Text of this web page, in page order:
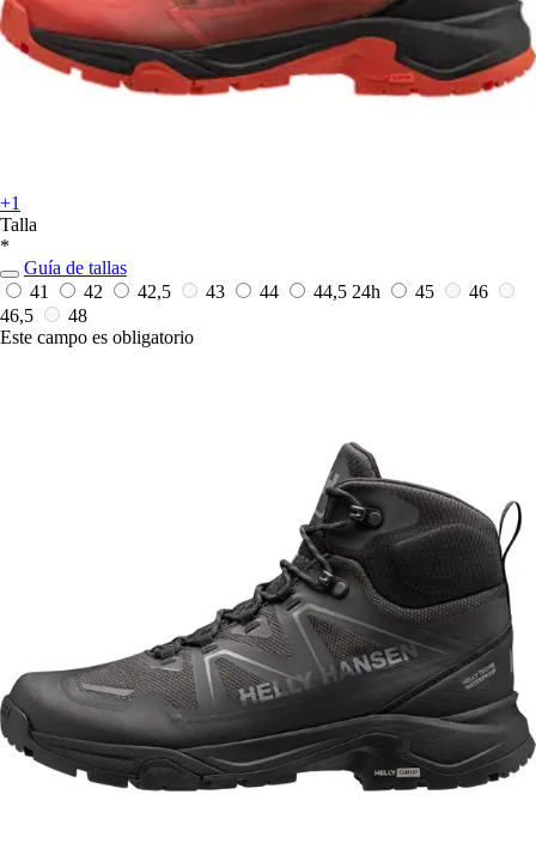
+1
Talla
*
Guía de tallas
41
42 42,5 43 44 44,5 24h 45
46
46,5
48
Este campo es obligatorio